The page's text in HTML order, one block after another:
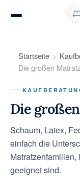
Matratzen Tests
Kaufberatung
Startseite
Die großen
Die
Schaum, Latex,
einfach die
geeignet sind.
Cookie-